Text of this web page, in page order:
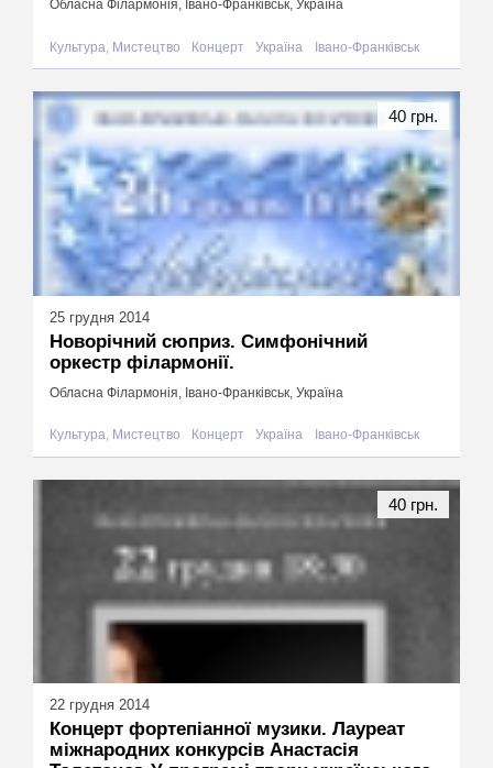
Обласна Філармонія, Івано-Франківськ, Україна
Культура, Мистецтво Концерт Україна Івано-Франківськ
25 грудня 2014
Новорічний сюприз. Симфонічний
оркестр філармонії.
Обласна Філармонія, Івано-Франківськ, Україна
Культура, Мистецтво Концерт Україна Івано-Франківськ
40 грн.
22 грудня 2014
Концерт фортепіанної музики. Лауреат
міжнародних конкурсів Анастасія
40 грн.